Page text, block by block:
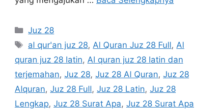
Kategori
Juz 28
Tag
al qur'an juz 28, Al Quran Juz 28 Full, Al
quran juz 28 latin, Al quran juz 28 latin dan
terjemahan, Juz 28, Juz 28 Al Quran, Juz 28
Alquran, Juz 28 Full, Juz 28 Latin, Juz 28
Lengkap, Juz 28 Surat Apa, Juz 28 Surat Apa